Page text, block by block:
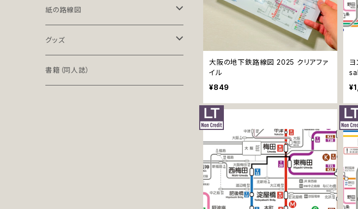
大阪の地下鉄路線図 2025 クリアファ
イル
¥849
PRO（プロ）
PRO-NC（プロ／ノンクレジット版）
北海道・東北地方の鉄道（デジタル）
関東地方の鉄道（デジタル）
中部地方の鉄道（デジタル）
紙の路線図
鉄道路線図
高速道路案内図
グッズ
文具（クリアファイル）
書籍（同人誌）